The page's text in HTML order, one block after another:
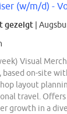
(w/m/d) -
gezeigt |
Visual
based on-site
layout
travel.
growth in a